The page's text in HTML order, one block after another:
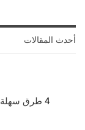
أحدث المقالات
4 طرق سهلة لإزالة البثور والرؤوس السوداء عن الظهر